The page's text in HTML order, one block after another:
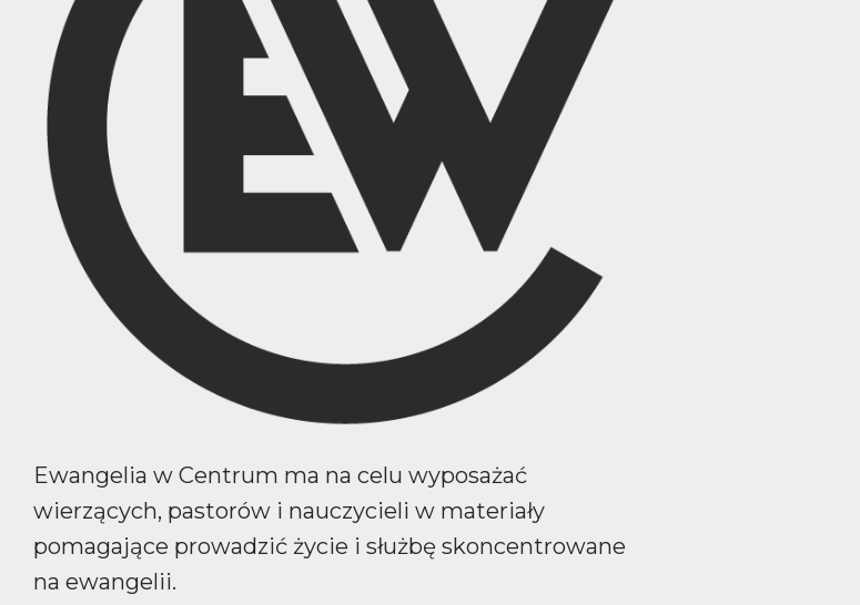
Ewangelia w Centrum ma na celu wyposażać
wierzących, pastorów i nauczycieli w materiały
pomagające prowadzić życie i służbę skoncentrowane
na ewangelii.